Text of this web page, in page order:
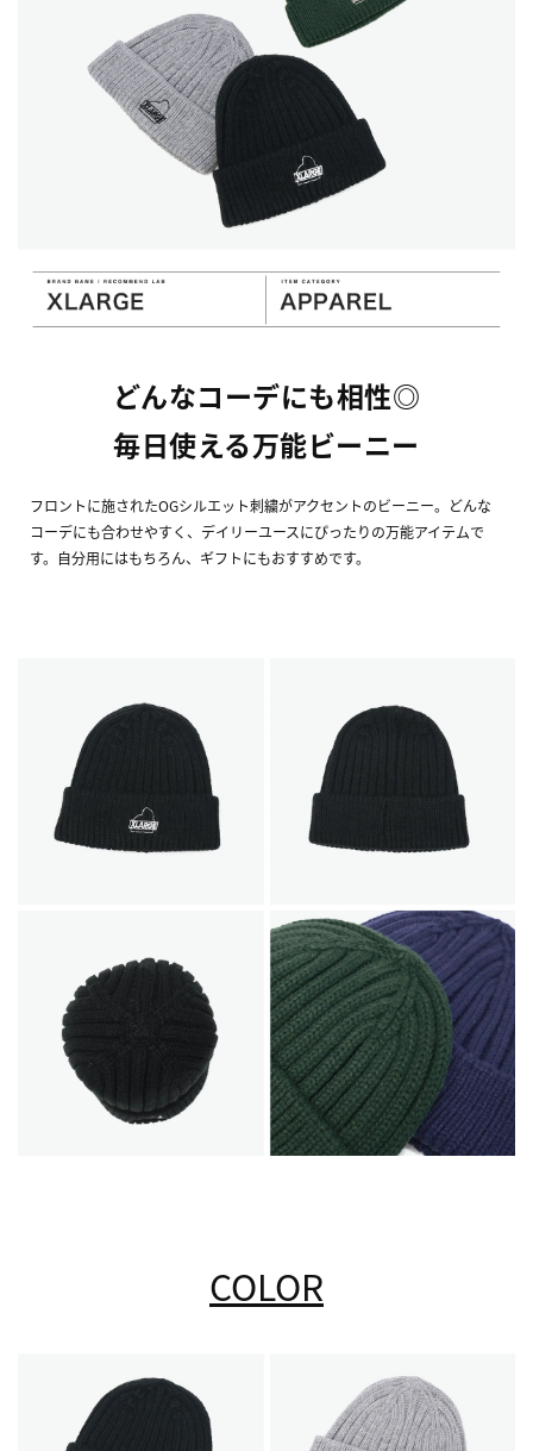
どんなコーデにも相性◎
毎日使える万能ビーニー
フロントに施されたOGシルエット刺繍がアクセントのビーニー。どんな
コーデにも合わせやすく、デイリーユースにぴったりの万能アイテムで
す。自分用にはもちろん、ギフトにもおすすめです。
COLOR